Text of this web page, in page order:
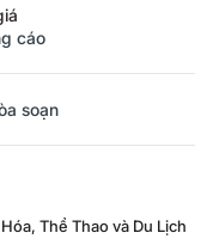
cáo
soạn
Thể Thao và Du Lịch